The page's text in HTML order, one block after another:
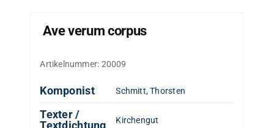
Ave verum corpus
Artikelnummer: 20009
Komponist Schmitt, Thorsten
Texter /
Textdichtung
Kirchengut